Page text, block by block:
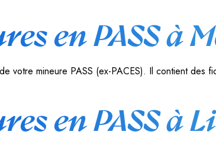
en PASS à
mineure PASS (ex-PACES). Il contient des
en PASS à